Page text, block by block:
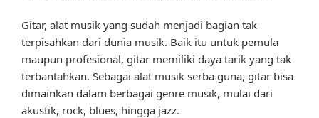
Gitar, alat musik yang sudah menjadi bagian tak
terpisahkan dari dunia musik. Baik itu untuk pemula
maupun profesional, gitar memiliki daya tarik yang tak
terbantahkan. Sebagai alat musik serba guna, gitar bisa
dimainkan dalam berbagai genre musik, mulai dari
akustik, rock, blues, hingga jazz.